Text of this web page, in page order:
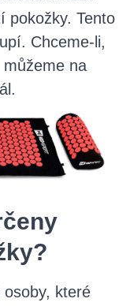
pokožky. Tento
Chceme-li,
na
osoby, které